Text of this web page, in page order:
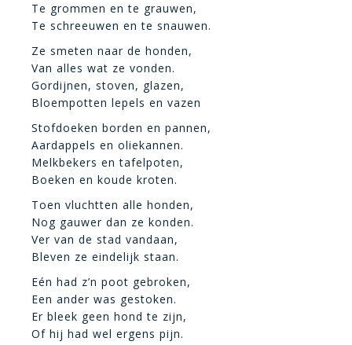
Te grommen en te grauwen,
Te schreeuwen en te snauwen.
Ze smeten naar de honden,
Van alles wat ze vonden.
Gordijnen, stoven, glazen,
Bloempotten lepels en vazen
Stofdoeken borden en pannen,
Aardappels en oliekannen.
Melkbekers en tafelpoten,
Boeken en koude kroten.
Toen vluchtten alle honden,
Nog gauwer dan ze konden.
Ver van de stad vandaan,
Bleven ze eindelijk staan.
Eén had z’n poot gebroken,
Een ander was gestoken.
Er bleek geen hond te zijn,
Of hij had wel ergens pijn.